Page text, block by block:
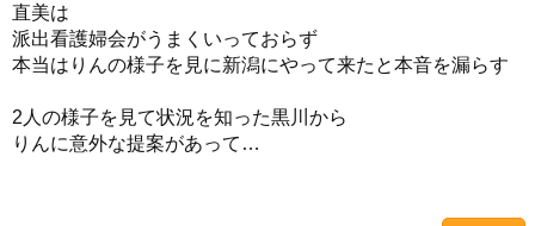
直美は
派出看護婦会がうまくいっておらず
本当はりんの様子を見に新潟にやって来たと本音を漏らす
2人の様子を見て状況を知った黒川から
りんに意外な提案があって…